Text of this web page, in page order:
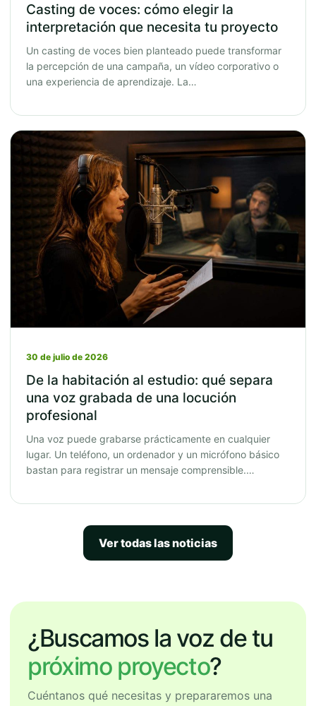
Casting de voces: cómo elegir la
interpretación que necesita tu proyecto
Un casting de voces bien planteado puede transformar
la percepción de una campaña, un vídeo corporativo o
una experiencia de aprendizaje. La…
30 de julio de 2026
De la habitación al estudio: qué separa
una voz grabada de una locución
profesional
Una voz puede grabarse prácticamente en cualquier
lugar. Un teléfono, un ordenador y un micrófono básico
bastan para registrar un mensaje comprensible.…
Ver todas las noticias
¿Buscamos la voz de tu
próximo proyecto?
Cuéntanos qué necesitas y prepararemos una